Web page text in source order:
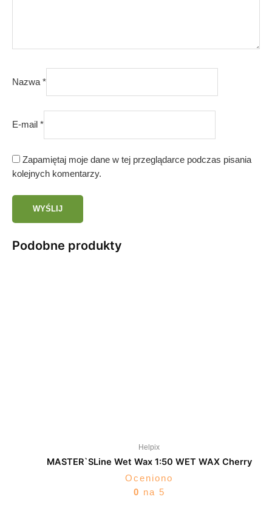
Nazwa *
E-mail *
Zapamiętaj moje dane w tej przeglądarce podczas pisania
kolejnych komentarzy.
Podobne produkty
Helpix
MASTER`SLine Wet Wax 1:50 WET WAX Cherry
Oceniono
0 na 5